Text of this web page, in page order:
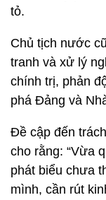
tỏ.
Chủ tịch nước
tranh và xử lý
chính trị, phản
phá Đảng và
Đề cập đến
cho rằng: “Vừa
phát biểu chưa
mình, cần rút